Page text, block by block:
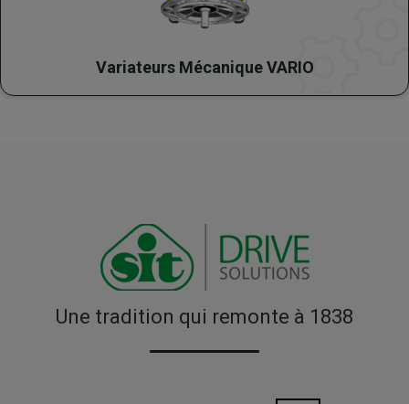
Variateurs Mécanique VARIO
Une tradition qui remonte à 1838